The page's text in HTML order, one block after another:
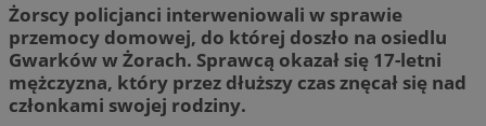
Żorscy policjanci interweniowali w sprawie
przemocy domowej, do której doszło na osiedlu
Gwarków w Żorach. Sprawcą okazał się 17-letni
mężczyzna, który przez dłuższy czas znęcał się nad
członkami swojej rodziny.